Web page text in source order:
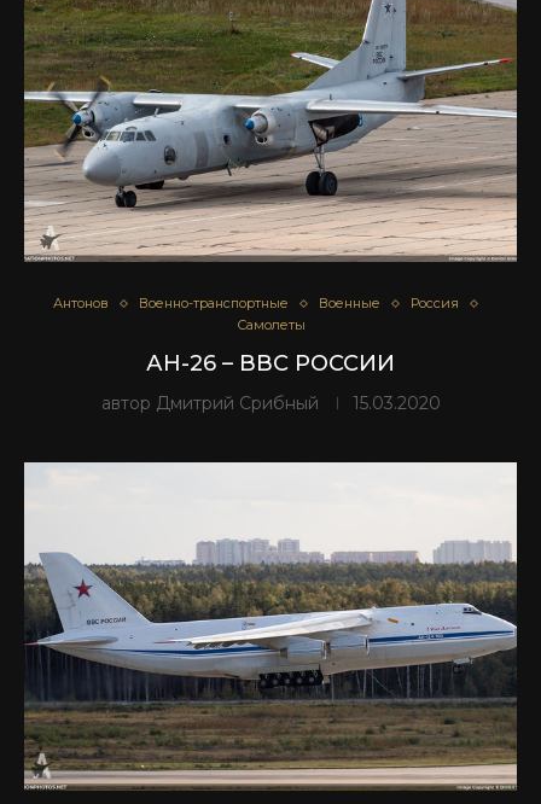
Антонов Военно-транспортные Военные
Россия
Самолеты
АН-26 – ВВС РОССИИ
автор Дмитрий Срибный 15.03.2020